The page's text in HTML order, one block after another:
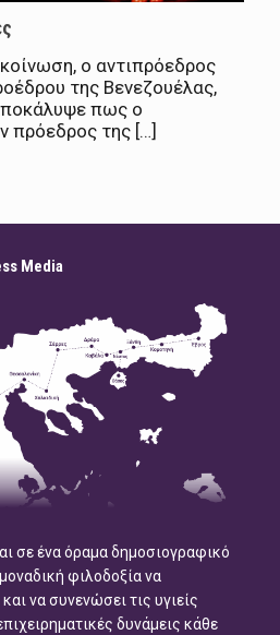
ο αντιπρόεδρος
της Βενεζουέλας,
πως ο
πρόεδρος της […]
Media
σε ένα όραμα δημοσιογραφικό
φιλοδοξία να
να συνενώσει τις υγιείς
δυνάμεις κάθε